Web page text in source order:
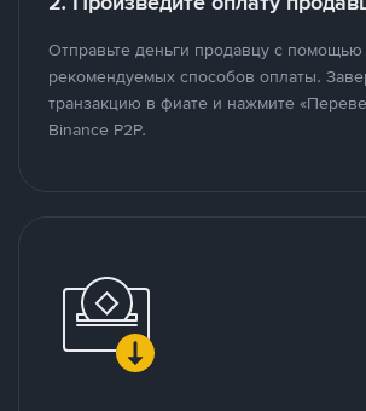
Отправьте деньги продавцу с помощью
рекомендуемых способов оплаты.
транзакцию в фиате и нажмите
Binance P2P.